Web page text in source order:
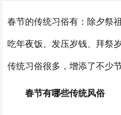
春节的传统习俗有：除夕祭
吃年夜饭、发压岁钱、拜祭
传统习俗很多，增添了不少
春节有哪些传统风俗